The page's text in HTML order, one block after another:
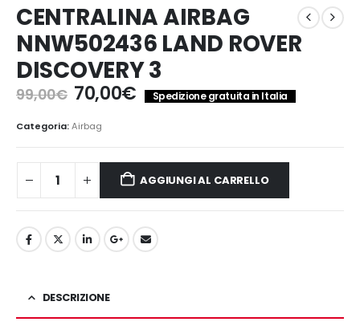
CENTRALINA AIRBAG
NNW502436 LAND ROVER
DISCOVERY 3
99,00€ Il
prezzo
originale
era:
99,00€.
70,00€Il
prezzo
è:
70,00€.
Spedizione gratuita in Italia
Categoria:Airbag
AGGIUNGI AL CARRELLO
DESCRIZIONE